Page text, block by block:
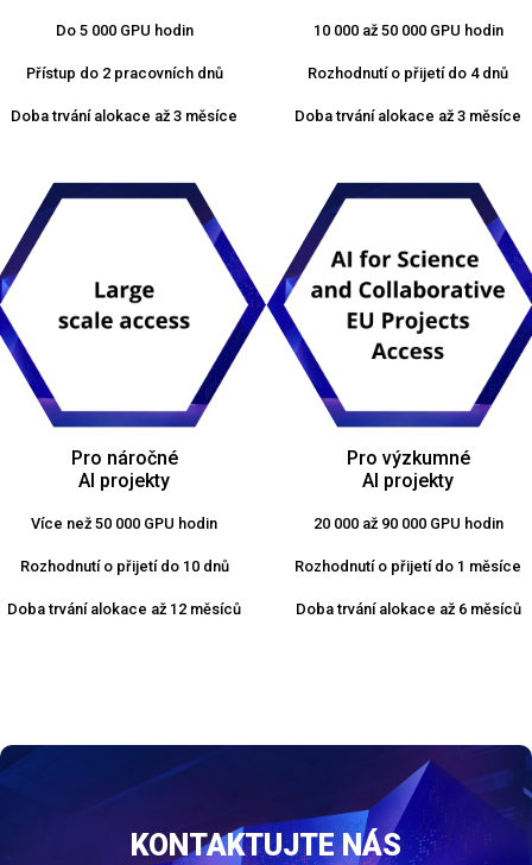
Do 5 000 GPU hodin
Přístup do 2 pracovních dnů
Doba trvání alokace až 3 měsíce
10 000 až 50 000 GPU hodin
Rozhodnutí o přijetí do 4 dnů
Doba trvání alokace až 3 měsíce
Pro náročné
AI projekty
Více než 50 000 GPU hodin
Rozhodnutí o přijetí do 10 dnů
Doba trvání alokace až 12 měsíců
Pro výzkumné
AI projekty
20 000 až 90 000 GPU hodin
Rozhodnutí o přijetí do 1 měsíce
Doba trvání alokace až 6 měsíců
KONTAKTUJTE NÁS